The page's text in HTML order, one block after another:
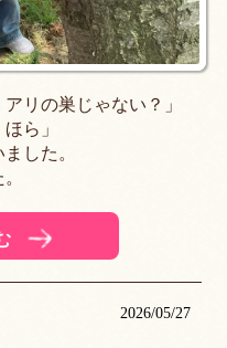
リの巣じゃない？」
ら」
した。
2026/05/27